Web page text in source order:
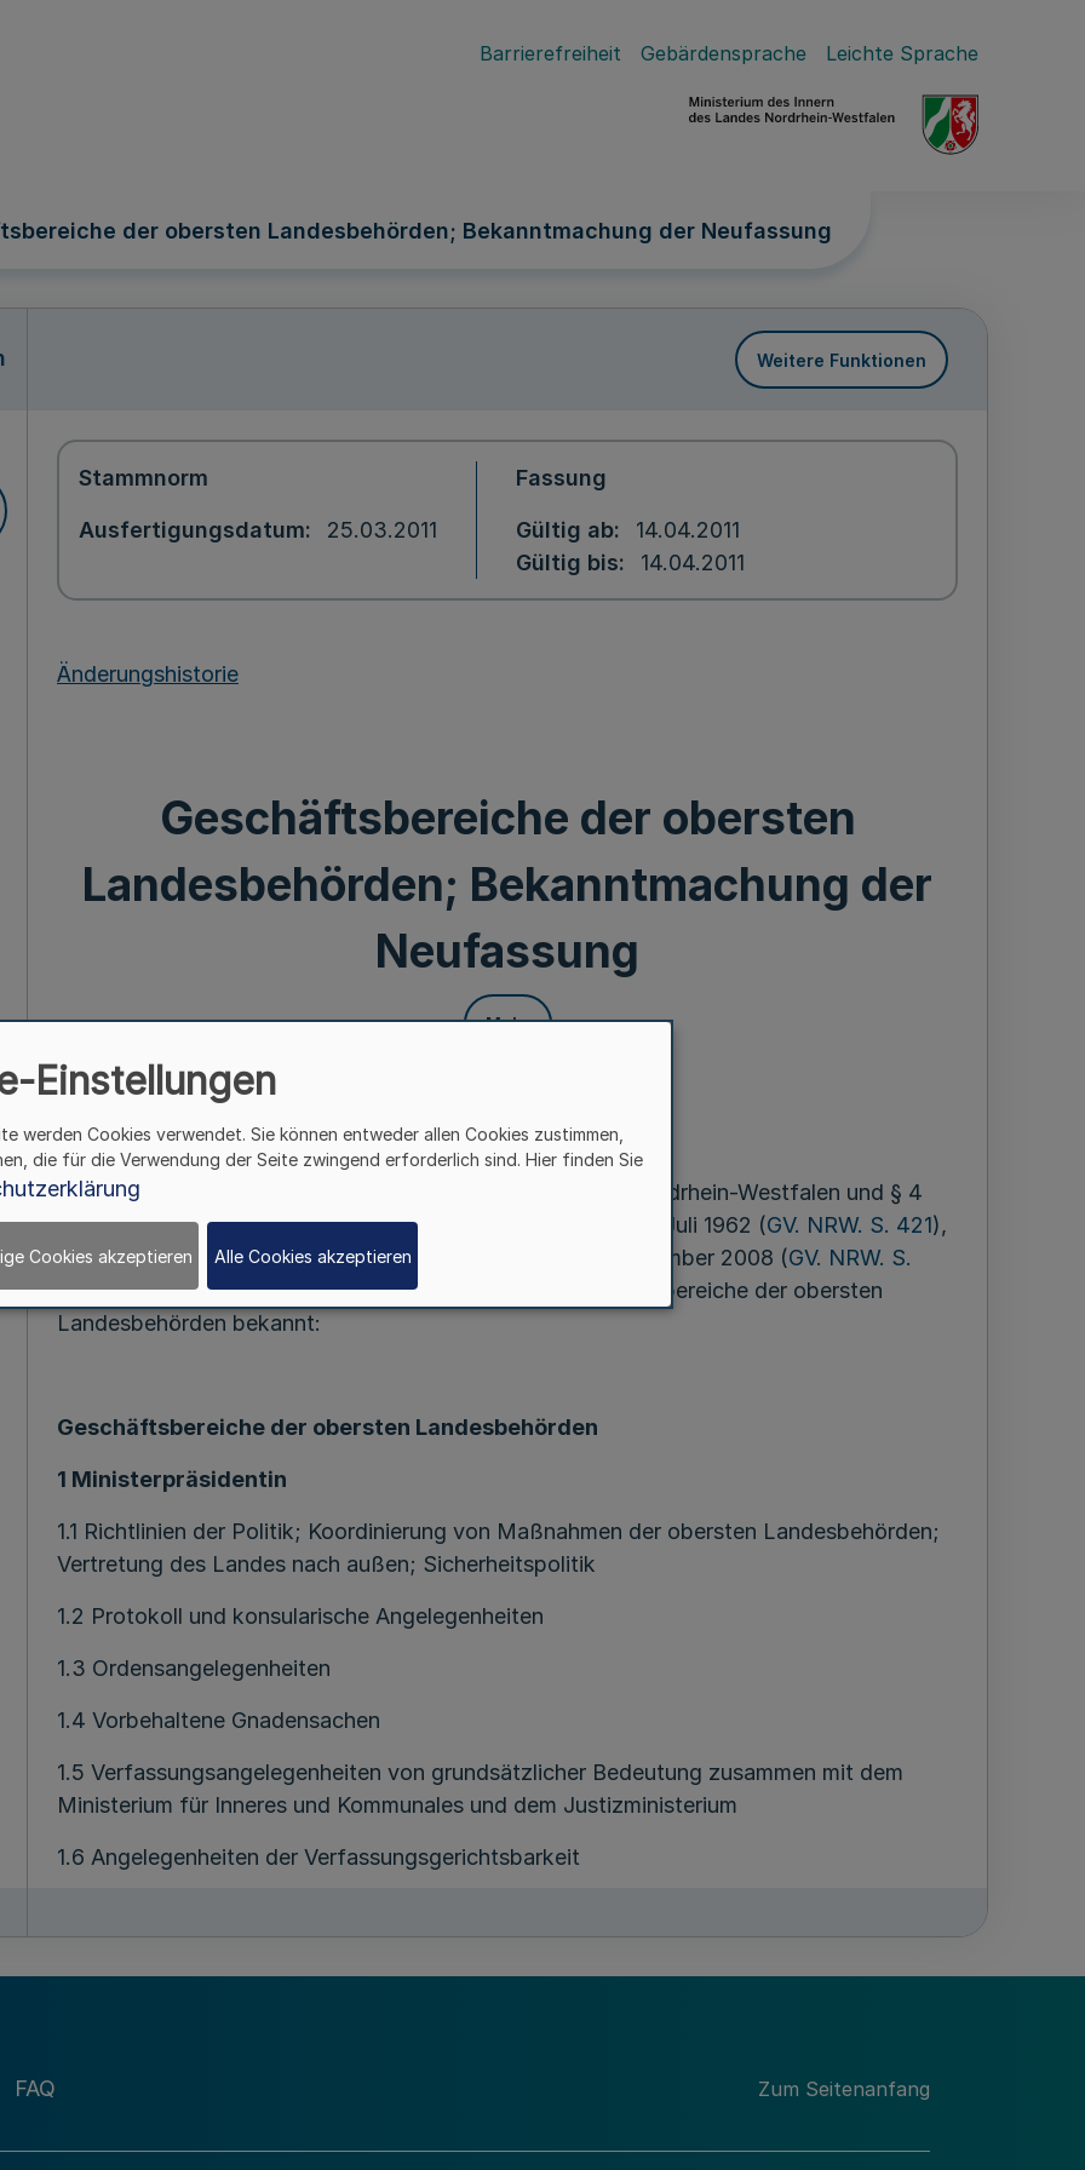
Barrierefreiheit Gebärdensprache Leichte Sprache
der obersten Landesbehörden; Bekanntmachung der Neufassung
Weitere Funktionen
Stammnorm
Ausfertigungsdatum 25.03.2011
Fassung
Gültig ab
14.04.2011
Gültig bis
14.04.2011
Änderungshistorie
Geschäftsbereiche der obersten
Landesbehörden; Bekanntmachung der
Neufassung
Mehr
Gemäß Artikel 52 Absatz 3 der Verfassung für das Land Nordrhein-Westfalen und § 4
Absätze 2 und 3 des Landesorganisationsgesetzes vom 10. Juli 1962 (GV. NRW. S. 421),
zuletzt geändert durch Artikel 5 des Gesetzes vom 18. November 2008 (GV. NRW. S.
706), gebe ich die nachstehende Neufassung der Geschäftsbereiche der obersten
Landesbehörden bekannt:
Geschäftsbereiche der obersten Landesbehörden
1 Ministerpräsidentin
1.1 Richtlinien der Politik; Koordinierung von Maßnahmen der obersten Landesbehörden;
Vertretung des Landes nach außen; Sicherheitspolitik
1.2 Protokoll und konsularische Angelegenheiten
1.3 Ordensangelegenheiten
1.4 Vorbehaltene Gnadensachen
1.5 Verfassungsangelegenheiten von grundsätzlicher Bedeutung zusammen mit dem
Ministerium für Inneres und Kommunales und dem Justizministerium
1.6 Angelegenheiten der Verfassungsgerichtsbarkeit
Weltanschauungsgemeinschaften
(Rundfunk und Telemedien), Interaktive Medien, Film- und Medienwirtschaft,
FAQ Zum Seitenanfang
Einstellungen
werden Cookies verwendet. Sie können entweder allen Cookies zustimmen,
die für die Verwendung der Seite zwingend erforderlich sind. Hier finden Sie
Cookies akzeptieren Alle Cookies akzeptieren